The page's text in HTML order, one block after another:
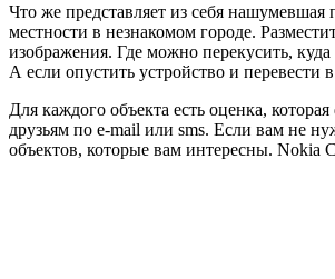
Что же представляет из себя
местности в незнакомом городе.
изображения. Где можно перекусить,
А если опустить устройство и
Для каждого объекта есть оценка,
друзьям по e-mail или sms. Если вам не
объектов, которые вам интересны.